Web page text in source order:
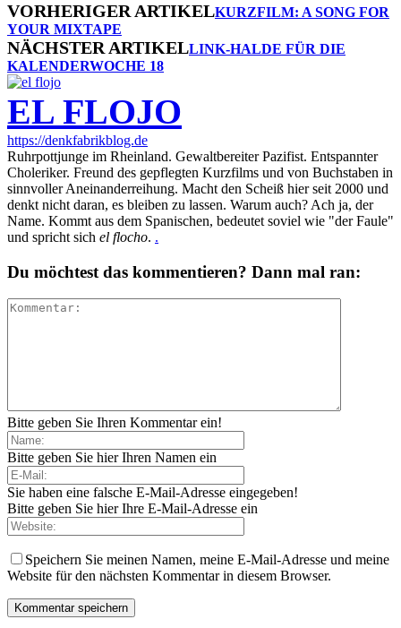
VORHERIGER ARTIKELKURZFILM: A SONG FOR
YOUR MIXTAPE
NÄCHSTER ARTIKELLINK-HALDE FÜR DIE
KALENDERWOCHE 18
EL FLOJO
https://denkfabrikblog.de
Ruhrpottjunge im Rheinland. Gewaltbereiter Pazifist. Entspannter
Choleriker. Freund des gepflegten Kurzfilms und von Buchstaben in
sinnvoller Aneinanderreihung. Macht den Scheiß hier seit 2000 und
denkt nicht daran, es bleiben zu lassen. Warum auch? Ach ja, der
Name. Kommt aus dem Spanischen, bedeutet soviel wie "der Faule"
und spricht sich el flocho. .
Du möchtest das kommentieren? Dann mal ran:
Bitte geben Sie Ihren Kommentar ein!
Bitte geben Sie hier Ihren Namen ein
Sie haben eine falsche E-Mail-Adresse eingegeben!
Bitte geben Sie hier Ihre E-Mail-Adresse ein
Speichern Sie meinen Namen, meine E-Mail-Adresse und meine
Website für den nächsten Kommentar in diesem Browser.